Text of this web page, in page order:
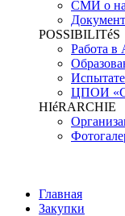
СМИ о
POSSIBILITéS
Работа
ЦПОИ
HIéRARCHIE
Главная
Закупки